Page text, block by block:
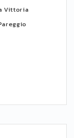
Vittoria